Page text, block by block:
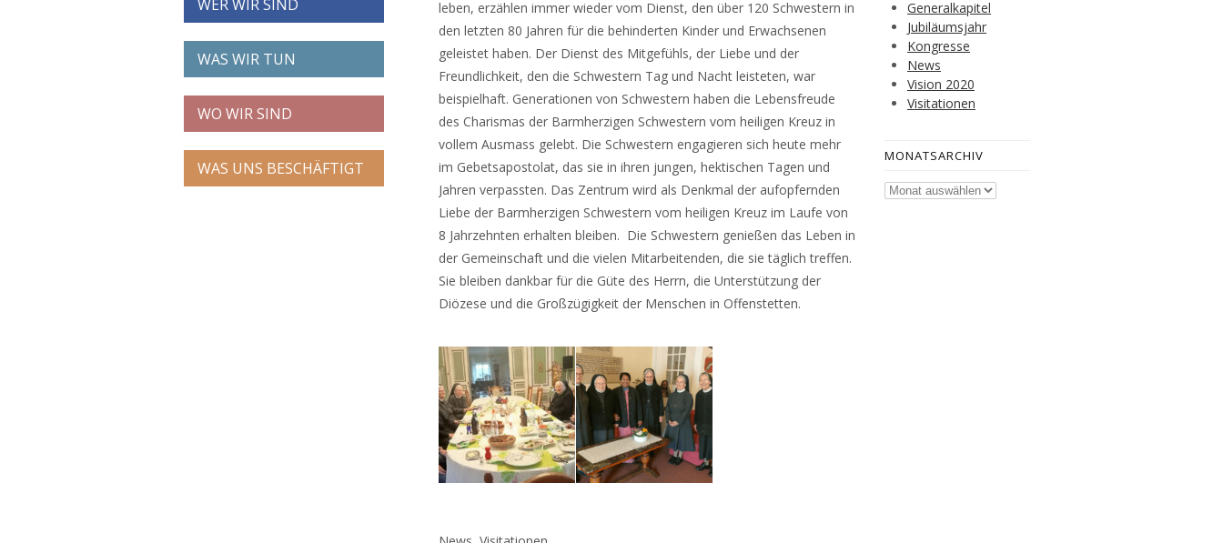
WER WIR SIND
WAS WIR TUN
WO WIR SIND
WAS UNS BESCHÄFTIGT
leben, erzählen immer wieder vom Dienst, den über 120 Schwestern in
den letzten 80 Jahren für die behinderten Kinder und Erwachsenen
geleistet haben. Der Dienst des Mitgefühls, der Liebe und der
Freundlichkeit, den die Schwestern Tag und Nacht leisteten, war
beispielhaft. Generationen von Schwestern haben die Lebensfreude
des Charismas der Barmherzigen Schwestern vom heiligen Kreuz in
vollem Ausmass gelebt. Die Schwestern engagieren sich heute mehr
im Gebetsapostolat, das sie in ihren jungen, hektischen Tagen und
Jahren verpassten. Das Zentrum wird als Denkmal der aufopfernden
Liebe der Barmherzigen Schwestern vom heiligen Kreuz im Laufe von
8 Jahrzehnten erhalten bleiben. Die Schwestern genießen das Leben in
der Gemeinschaft und die vielen Mitarbeitenden, die sie täglich treffen.
Sie bleiben dankbar für die Güte des Herrn, die Unterstützung der
Diözese und die Großzügigkeit der Menschen in Offenstetten.
Generalkapitel
Jubiläumsjahr
Kongresse
News
Vision 2020
Visitationen
MONATSARCHIV
Monatsarchiv